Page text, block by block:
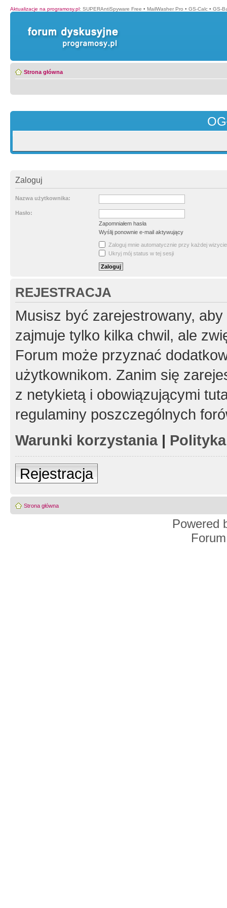
Aktualizacje na programosy.pl: SUPERAntiSpyware Free • MailWasher Pro • GS-Calc • GS-
Strona główna
Zaloguj
Nazwa użytkownika:
Hasło:
Zapomniałem hasła
Wyślij ponownie e-mail aktywujący
Zaloguj mnie automatycznie przy każdej wizycie
Ukryj mój status w tej sesji
REJESTRACJA
Musisz być zarejestrowany,
zajmuje tylko kilka chwil, ale
Forum może przyznać
użytkownikom. Zanim się
z netykietą i obowiązującymi
regulaminy poszczególnych
Warunki korzystania|
Rejestracja
Strona główna
Powered